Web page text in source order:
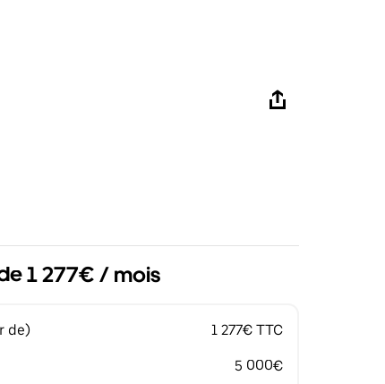
1 277€ / mois
de) 1 277€ TTC
5 000€